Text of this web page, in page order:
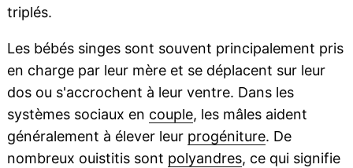
triplés.
Les bébés singes sont souvent principalement pris
en charge par leur mère et se déplacent sur leur
dos ou s'accrochent à leur ventre. Dans les
systèmes sociaux en couple, les mâles aident
généralement à élever leur progéniture. De
nombreux ouistitis sont polyandres, ce qui signifie